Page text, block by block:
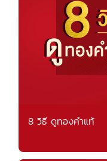
8 วิธี ดูทองคำแท้